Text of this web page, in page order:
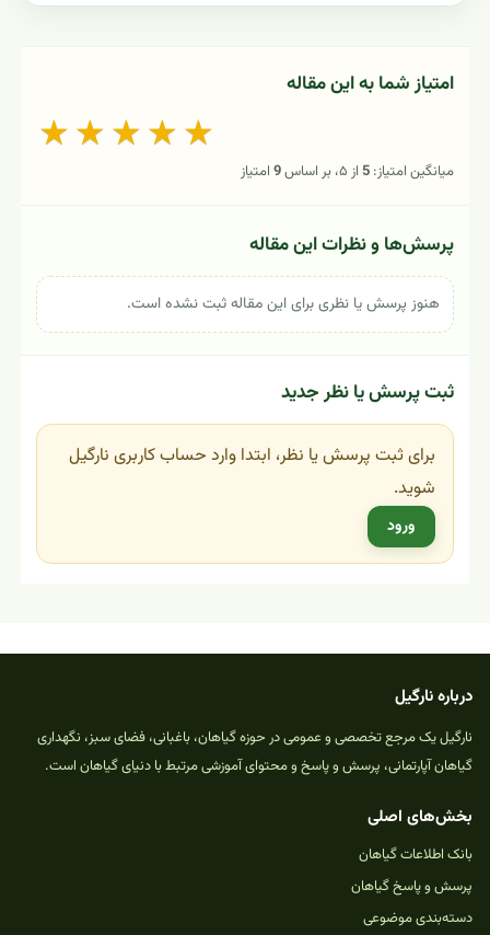
امتیاز شما به این مقاله
★ ★ ★ ★ ★
میانگین امتیاز: 5از ۵، بر اساس 9امتیاز
پرسش‌ها و نظرات این مقاله
هنوز پرسش یا نظری برای این مقاله ثبت نشده است.
ثبت پرسش یا نظر جدید
برای ثبت پرسش یا نظر، ابتدا وارد حساب کاربری نارگیل
شوید.
ورود
درباره نارگیل
نارگیل یک مرجع تخصصی و عمومی در حوزه گیاهان، باغبانی، فضای سبز، نگهداری
گیاهان آپارتمانی، پرسش و پاسخ و محتوای آموزشی مرتبط با دنیای گیاهان است.
بخش‌های اصلی
بانک اطلاعات گیاهان
پرسش و پاسخ گیاهان
دسته‌بندی موضوعی